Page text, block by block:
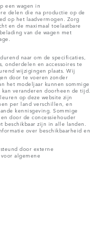
een wagen in
delen die na productie op de
op het laadvermogen. Zorg
en de maximaal toelaatbare
van de wagen met
naar om de specificaties,
onderdelen en accessoires te
wijzigingen plaats. Wij
door te voeren zonder
het modeljaar kunnen sommige
veranderen doorheen de tijd.
op deze website zijn
per land verschillen, en
kennisgeving. Sommige
door de concessiehouder
zijn in alle landen.
over beschikbaarheid en
door externe
algemene